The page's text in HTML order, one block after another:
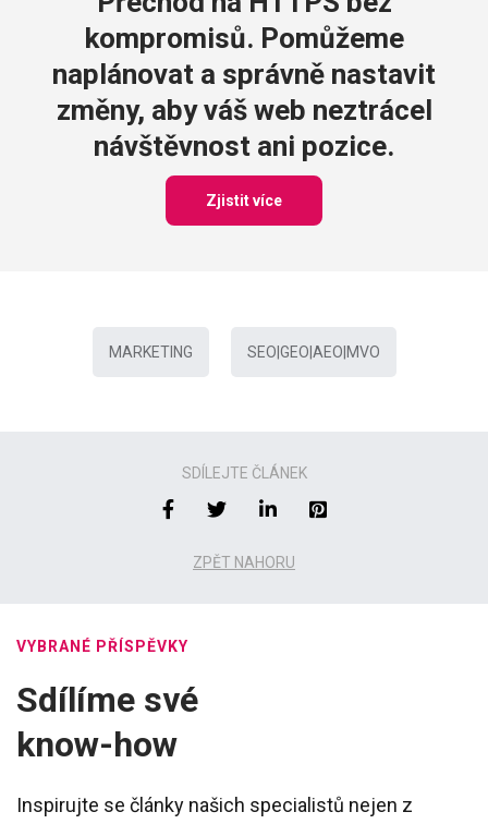
kompromisů. Pomůžeme
naplánovat a správně nastavit
změny, aby váš web neztrácel
návštěvnost ani pozice.
Zjistit více
MARKETING SEO|GEO|AEO|MVO
SDÍLEJTE ČLÁNEK
ZPĚT NAHORU
VYBRANÉ PŘÍSPĚVKY
Sdílíme své
know-how
Inspirujte se články našich specialistů nejen z